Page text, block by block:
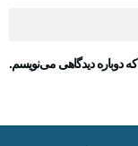
دوباره دیدگاهی می‌نویسم.